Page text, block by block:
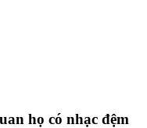
họ có nhạc đệm